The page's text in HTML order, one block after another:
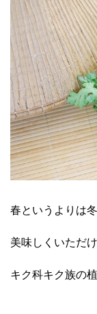
春というよりは
美味しくいただ
キク科キク族の